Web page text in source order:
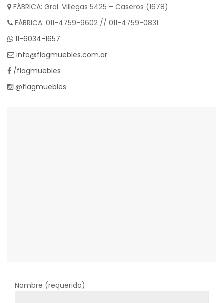
FÁBRICA: Gral. Villegas 5425 – Caseros (1678)
FÁBRICA: 011-4759-9602 // 011-4759-0831
11-6034-1657
info@flagmuebles.com.ar
/flagmuebles
@flagmuebles
Nombre (requerido)